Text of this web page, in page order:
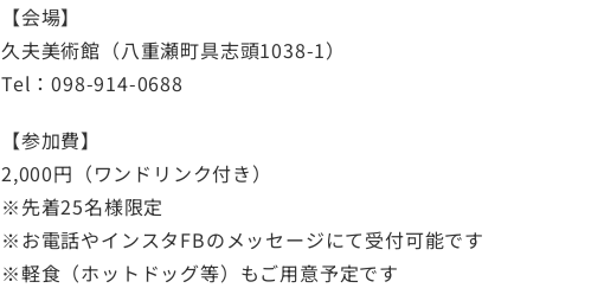
【会場】
久夫美術館（八重瀬町具志頭1038-1）
Tel：098-914-0688
【参加費】
2,000円（ワンドリンク付き）
※先着25名様限定
※お電話やインスタFBのメッセージにて受付可能です
※軽食（ホットドッグ等）もご用意予定です